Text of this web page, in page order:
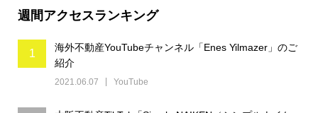
週間アクセスランキング
1
海外不動産YouTubeチャンネル「Enes Yilmazer」のご
紹介
2021.06.07 YouTube